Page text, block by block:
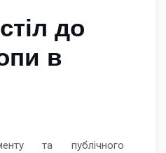
до
в
та публічного